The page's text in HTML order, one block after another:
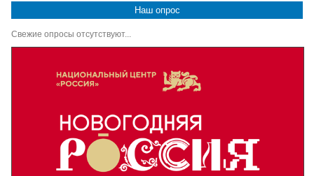
Наш опрос
Свежие опросы отсутствуют...